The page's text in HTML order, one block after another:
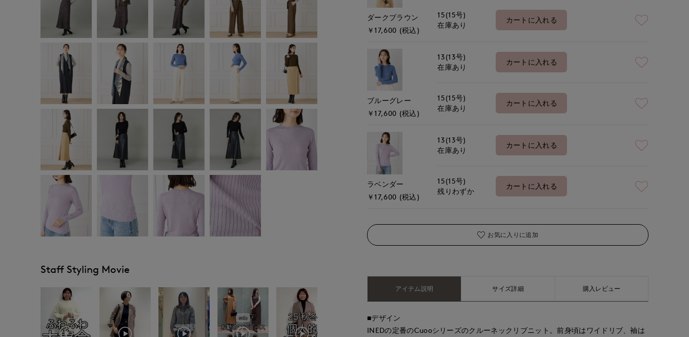
Staff Styling Movie
ダークブラウン
￥17,600 (税込)
15(15号)
在庫あり
カートに入れる
ブルーグレー
￥17,600 (税込)
13(13号)
在庫あり
カートに入れる
15(15号)
在庫あり
カートに入れる
ラベンダー
￥17,600 (税込)
13(13号)
在庫あり
カートに入れる
15(15号)
残りわずか
カートに入れる
お気に入りに追加
アイテム説明 サイズ詳細 購入レビュー
■デザイン
INEDの定番のCuooシリーズのクルーネックリブニット。前身頃はワイドリブ、袖は